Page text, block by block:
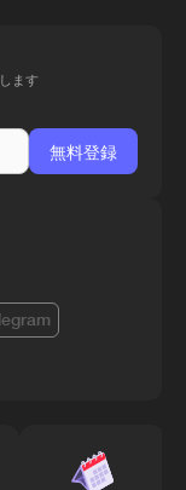
ます